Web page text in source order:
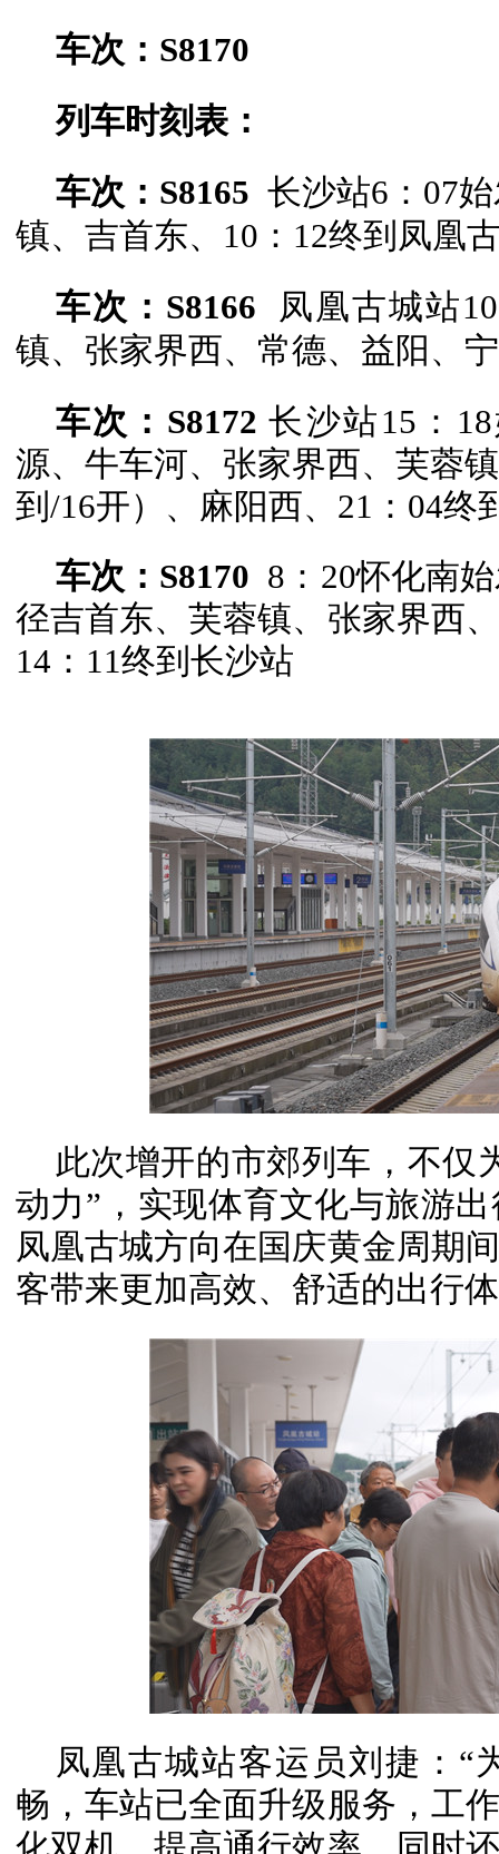
车次：S8170
列车时刻表：
车次：S8165 长沙站6：07
镇、吉首东、10：12终到凤凰
车次： S8166 凤凰古城站
镇、张家界西、常德、益阳、
车次： S8172 长沙站15：
源、牛车河、张家界西、芙蓉
到/16开）、麻阳西、21：04终
车次：S8170 8：20怀化南
径吉首东、芙蓉镇、张家界西
14：11终到长沙站
此次增开的市郊列车，不仅
动力”，实现体育文化与旅游
凤凰古城方向在国庆黄金周期
客带来更加高效、舒适的出行
凤凰古城站客运员刘捷：“
畅，车站已全面升级服务，工